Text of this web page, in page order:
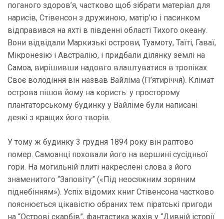
поганого здоров’я, частково щоб зібрати матеріал для
нарисів, Стівенсон з дружиною, матір’ю і пасинком
відправився на яхті в південні області Тихого океану.
Вони відвідали Маркизькі острови, Туамоту, Таїті, Гаваї,
Мікронезію і Австралію, і придбали ділянку землі на
Самоа, вирішивши надовго влаштуватися в тропіках.
Своє володіння він назвав Вайліма (П’ятиріччя). Клімат
острова пішов йому на користь: у просторому
плантаторському будинку у Вайліме були написані
деякі з кращих його творів.
У тому ж будинку 3 грудня 1894 року він раптово
помер. Самоанці поховали його на вершині сусідньої
гори. На могильній плиті накреслені слова з його
знаменитого “Заповіту” («Під неосяжним зоряним
піднебінням»). Успіх відомих книг Стівенсона частково
пояснюється цікавістю обраних тем: піратські пригоди
на “Острові скарбів”, фантастика жахів у “Дивній історії